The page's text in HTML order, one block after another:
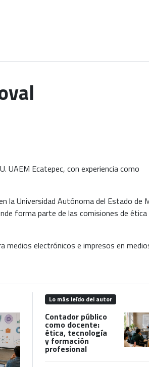
UAEM Ecatepec, con experiencia como
la Universidad Autónoma del Estado de
forma parte de las comisiones de
medios electrónicos e impresos en
Lo más leído del autor
Contador público
como docente:
ética, tecnología
y formación
profesional